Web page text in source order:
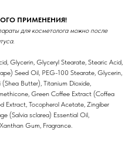
ПРИМЕНЕНИЯ!
для косметолога можно после
Glycerin, Glyceryl Stearate, Stearic Acid,
Seed Oil, PEG-100 Stearate, Glycerin,
Butter), Titanium Dioxide,
Green Coffee Extract (Coffea
Extract, Tocopherol Acetate, Zingiber
(Salvia sclarea) Essential Oil,
Gum, Fragrance.